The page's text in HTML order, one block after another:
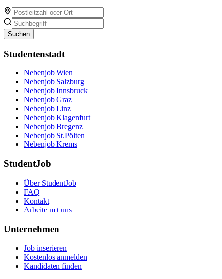
Suchen
Studentenstadt
Nebenjob Wien
Nebenjob Salzburg
Nebenjob Innsbruck
Nebenjob Graz
Nebenjob Linz
Nebenjob Klagenfurt
Nebenjob Bregenz
Nebenjob St.Pölten
Nebenjob Krems
StudentJob
Über StudentJob
FAQ
Kontakt
Arbeite mit uns
Unternehmen
Job inserieren
Kostenlos anmelden
Kandidaten finden